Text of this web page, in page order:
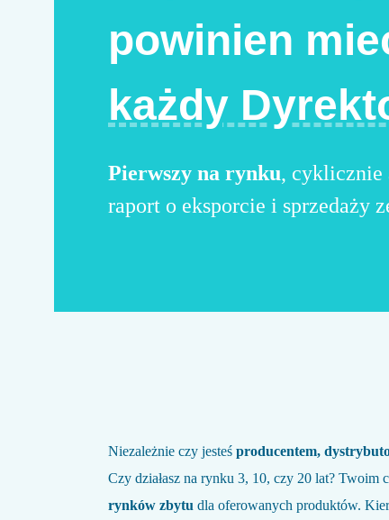
powinien
każdy
Pierwszy na rynku, cyklicznie
raport o eksporcie i sprzedaży
Niezależnie czy jesteś producentem,
Czy działasz na rynku 3, 10, czy 20 lat? Twoim
rynków zbytu dla oferowanych produktów.